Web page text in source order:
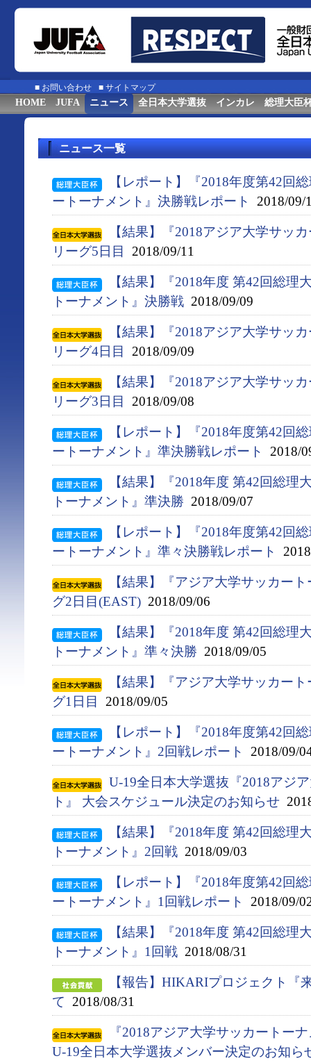
■ お問い合わせ ■ サイトマップ
HOME JUFA ニュース 全日本大学選抜 インカレ 総理大臣
ニュース一覧
【レポート】『2018年度第42回
ートーナメント』決勝戦レポート
2018/09/
【結果】『2018アジア大学サッ
リーグ5日目
2018/09/11
【結果】『2018年度 第42回総理
トーナメント』決勝戦 2018/09/09
【結果】『2018アジア大学サッ
リーグ4日目
2018/09/09
【結果】『2018アジア大学サッ
リーグ3日目
2018/09/08
【レポート】『2018年度第42回
ートーナメント』準決勝戦レポート
2018/
【結果】『2018年度 第42回総理
トーナメント』準決勝 2018/09/07
【レポート】『2018年度第42回
ートーナメント』準々決勝戦レポート
【結果】『アジア大学サッカー
グ2日目(EAST) 2018/09/06
【結果】『2018年度 第42回総理
トーナメント』準々決勝 2018/09/05
【結果】『アジア大学サッカー
グ1日目
2018/09/05
【レポート】『2018年度第42回
ートーナメント』2回戦レポート
2018/09/
U-19全日本大学選抜『2018アジ
ト』 大会スケジュール決定のお知らせ
【結果】『2018年度 第42回総理
トーナメント』2回戦 2018/09/03
【レポート】『2018年度第42回
ートーナメント』1回戦レポート
2018/09/
【結果】『2018年度 第42回総理
トーナメント』1回戦 2018/08/31
【報告】HIKARIプロジェクト『
て 2018/08/31
『2018アジア大学サッカートー
U-19全日本大学選抜メンバー決定のお知ら